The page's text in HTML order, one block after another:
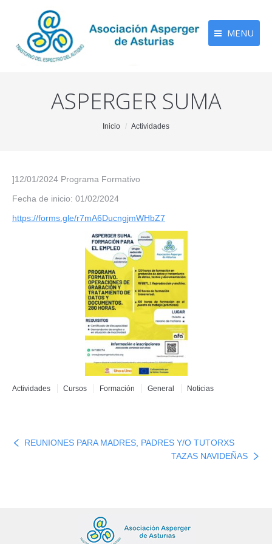
MENU
ASPERGER SUMA
Inicio Actividades
]12/01/2024 Programa Formativo
Fecha de inicio: 01/02/2024
https://forms.gle/r7mA6DucngjmWHbZ7
Actividades Cursos Formación General Noticias
REUNIONES PARA MADRES, PADRES Y/O TUTORXS
TAZAS NAVIDEÑAS